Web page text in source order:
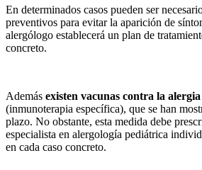
En determinados casos pueden ser
preventivos para evitar la aparición de
alergólogo establecerá un plan de
concreto.
Además existen vacunas contra la
(inmunoterapia específica), que se han
plazo. No obstante, esta medida debe
especialista en alergología pediátrica
en cada caso concreto.